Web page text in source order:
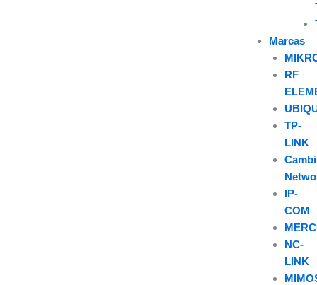
Marcas
RF
TP-
LINK
IP-
COM
NC-
LINK